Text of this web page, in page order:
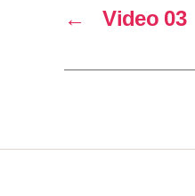
← Video 03